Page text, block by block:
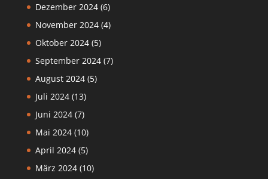
Dezember 2024(6)
November 2024(4)
Oktober 2024(5)
September 2024(7)
August 2024(5)
Juli 2024(13)
Juni 2024(7)
Mai 2024(10)
April 2024(5)
März 2024(10)